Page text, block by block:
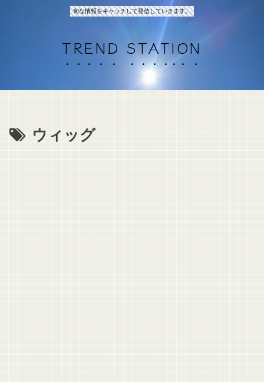
旬な情報をキャッチして発信していきます。
TREND STATION
ウィッグ